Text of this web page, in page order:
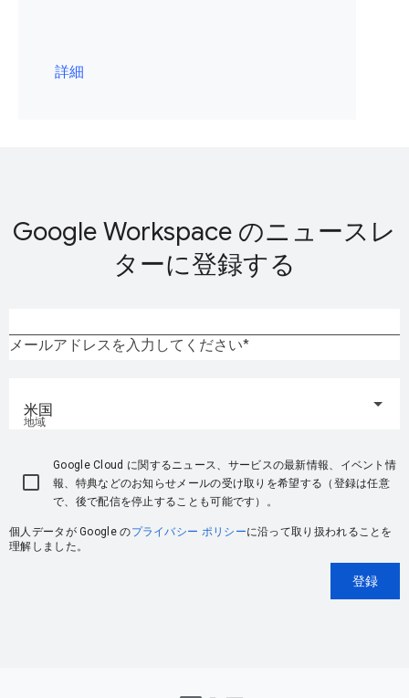
詳細
Google Workspace のニュースレ
ターに登録する
メールアドレスを入力してください
地域
米国
Google Cloud に関するニュース、サービスの最新情報、イベント情
報、特典などのお知らせメールの受け取りを希望する（登録は任意
で、後で配信を停止することも可能です）。
個人データが Google のプライバシー ポリシーに沿って取り扱われることを
理解しました。
登録